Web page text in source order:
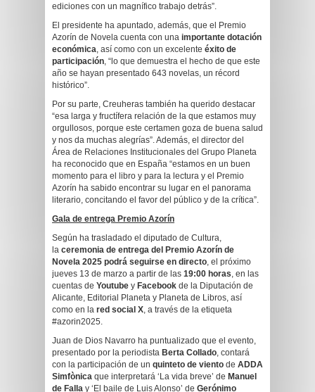
ediciones con un magnífico trabajo detrás”.
El presidente ha apuntado, además, que el Premio
Azorín de Novela cuenta con una importante dotación
económica, así como con un excelente éxito de
participación, “lo que demuestra el hecho de que este
año se hayan presentado 643 novelas, un récord
histórico”.
Por su parte, Creuheras también ha querido destacar
“esa larga y fructífera relación de la que estamos muy
orgullosos, porque este certamen goza de buena salud
y nos da muchas alegrías”. Además, el director del
Área de Relaciones Institucionales del Grupo Planeta
ha reconocido que en España “estamos en un buen
momento para el libro y para la lectura y el Premio
Azorín ha sabido encontrar su lugar en el panorama
literario, concitando el favor del público y de la crítica”.
Gala de entrega Premio Azorín
Según ha trasladado el diputado de Cultura,
la ceremonia de entrega del Premio Azorín de
Novela 2025 podrá seguirse en directo, el próximo
jueves 13 de marzo a partir de las 19:00 horas, en las
cuentas de Youtube y Facebook de la Diputación de
Alicante, Editorial Planeta y Planeta de Libros, así
como en la red social X, a través de la etiqueta
#azorin2025.
Juan de Dios Navarro ha puntualizado que el evento,
presentado por la periodista Berta Collado, contará
con la participación de un quinteto de viento de ADDA
Simfònica que interpretará ‘La vida breve’ de Manuel
de Falla y ‘El baile de Luis Alonso’ de Gerónimo